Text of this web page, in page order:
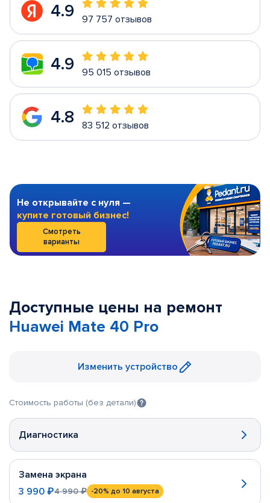
4.9 97 757 отзывов
4.9 95 015 отзывов
4.8 83 512 отзывов
Не открывайте с нуля —
купите готовый бизнес!
Смотреть
варианты
Доступные цены на ремонт
Huawei Mate 40 Pro
Изменить устройство
Стоимость работы (без детали)
Диагностика
Замена экрана
3 990 ₽4 990 ₽ -20% до 10 августа